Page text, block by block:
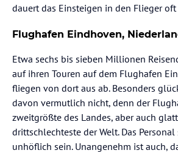
dauert das Einsteigen in den Flieger
Flughafen Eindhoven,
Etwa sechs bis sieben Millionen
auf ihren Touren auf dem Flughafen
fliegen von dort aus ab. Besonders
davon vermutlich nicht, denn der
zweitgrößte des Landes, aber auch
drittschlechteste der Welt. Das
unhöflich sein. Unangenehm ist auch,